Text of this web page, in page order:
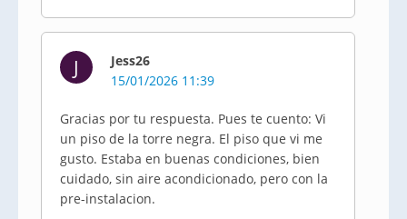
J
Jess26
15/01/2026 11:39
Gracias por tu respuesta. Pues te cuento: Vi
un piso de la torre negra. El piso que vi me
gusto. Estaba en buenas condiciones, bien
cuidado, sin aire acondicionado, pero con la
pre-instalacion.